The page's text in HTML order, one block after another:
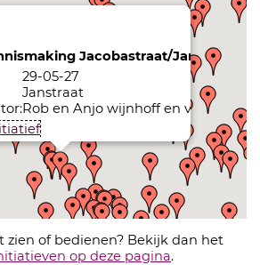
Jacobastraat/Janstraat
29-05-27
Janstraat
Rob en Anjo wijnhoff en van den
zien of bedienen? Bekijk dan het
op deze pagina.